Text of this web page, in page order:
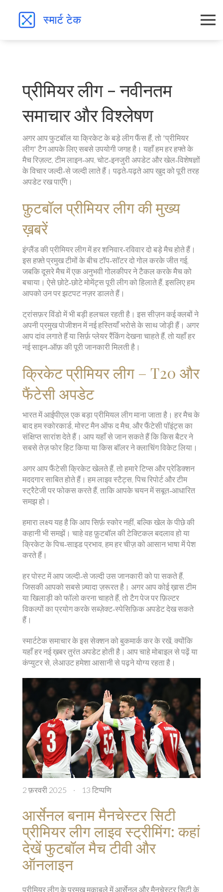
प्रीमियर लीग – नवीनतम
समाचार और विश्लेषण
अगर आप फुटबॉल या क्रिकेट के बड़े लीग फैंस हैं, तो "प्रीमियर
लीग" टैग आपके लिए सबसे उपयोगी जगह है। यहाँ हम हर हफ्ते के
मैच रिज़ल्ट, टीम लाइन‑अप, चोट‑इनजुरी अपडेट और खेल‑विशेषज्ञों
के विचार जल्दी‑से जल्दी लाते हैं। पढ़ते‑पढ़ते आप खुद को पूरी तरह
अपडेट रख पाएँगे।
फ़ुटबॉल प्रीमियर लीग की मुख्य
ख़बरें
इंग्लैंड की प्रीमियर लीग में हर शनिवार‑रविवार दो बड़े मैच होते हैं।
इस हफ़्ते प्रमुख टीमों के बीच टॉप‑सॉटर दो गोल करके जीत गई,
जबकि दूसरे मैच में एक अनुभवी गोलकीपर ने टैकल करके मैच को
बचाया। ऐसे छोटे‑छोटे मोमेंट्स पूरी लीग को हिलाते हैं, इसलिए हम
आपको उन पर झटपट नज़र डालते हैं।
ट्रांसफ़र विंडो में भी बड़ी हलचल रहती है। इस सीज़न कई क्लबों ने
अपनी प्रमुख पोजीशन में नई हस्तियाँ भरोसे के साथ जोड़ी हैं। अगर
आप दांव लगाते हैं या सिर्फ़ प्लेयर रैंकिंग देखना चाहते हैं, तो यहाँ हर
नई साइन‑ऑफ़ की पूरी जानकारी मिलती है।
क्रिकेट प्रीमियर लीग – T20 और
फैंटेसी अपडेट
भारत में आईपीएल एक बड़ा प्रीमियल लीग माना जाता है। हर मैच के
बाद हम स्कोरकार्ड, मोस्ट मैन ऑफ द मैच, और फैंटेसी पॉइंट्स का
संक्षिप्त सारांश देते हैं। आप यहाँ से जान सकते हैं कि किस बैटर ने
सबसे तेज़ फोर हिट किया या किस बॉलर ने क्लाचिंग विकेट लिया।
अगर आप फैंटेसी क्रिकेट खेलते हैं, तो हमारे टिप्स और प्रेडिक्शन
मददगार साबित होते हैं। हम लाइव स्टैट्स, पिच रिपोर्ट और टीम
स्ट्रैटेजी पर फोकस करते हैं, ताकि आपके चयन में सबूत‑आधारित
समझ हो।
हमारा लक्ष्य यह है कि आप सिर्फ़ स्कोर नहीं, बल्कि खेल के पीछे की
कहानी भी समझें। चाहे वह फ़ुटबॉल की टेक्टिकल बदलाव हो या
क्रिकेट के पिच‑साइड प्रभाव, हम हर चीज़ को आसान भाषा में पेश
करते हैं।
हर पोस्ट में आप जल्दी‑से जल्दी उस जानकारी को पा सकते हैं,
जिसकी आपको सबसे ज़्यादा ज़रूरत है। अगर आप कोई ख़ास टीम
या खिलाड़ी को फॉलो करना चाहते हैं, तो टैग पेज पर फ़िल्टर
विकल्पों का प्रयोग करके सब्ज़ेक्ट‑स्पेसिफ़िक अपडेट देख सकते
हैं।
स्मार्टटेक समाचार के इस सेक्शन को बुकमार्क कर के रखें, क्योंकि
यहाँ हर नई ख़बर तुरंत अपडेट होती है। आप चाहे मोबाइल से पढ़ें या
कंप्युटर से, लेआउट हमेशा आसानी से पढ़ने योग्य रहता है।
2 फ़रवरी 2025 · 13 टिप्पणि
आर्सेनल बनाम मैनचेस्टर सिटी
प्रीमियर लीग लाइव स्ट्रीमिंग: कहां
देखें फुटबॉल मैच टीवी और
ऑनलाइन
प्रीमियर लीग के प्रमुख मुकाबले में आर्सेनल और मैनचेस्टर सिटी के